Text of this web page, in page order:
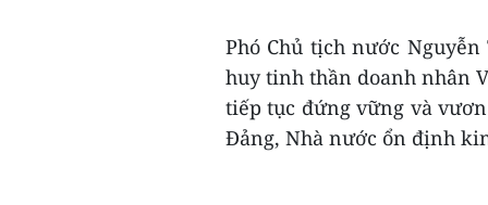
Phó Chủ tịch nước
huy tinh thần doanh nhân
tiếp tục đứng vững và
Đảng, Nhà nước ổn định